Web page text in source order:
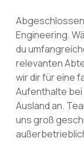
Engineering.
du
relevanten
wir dir für eine
Aufenthalte
Ausland an.
uns groß